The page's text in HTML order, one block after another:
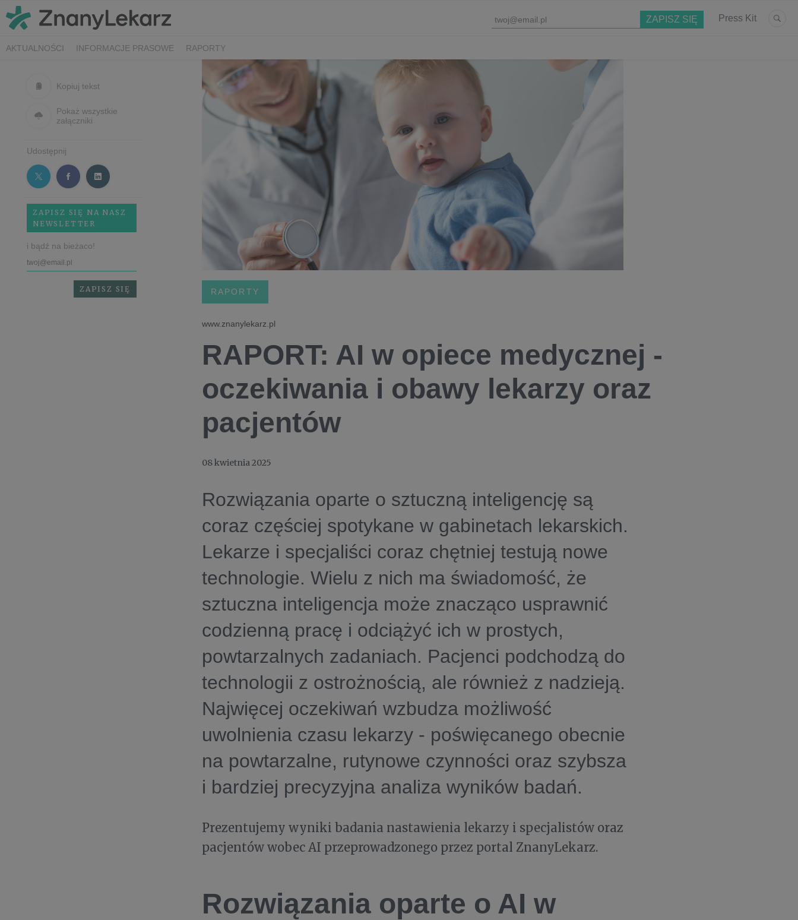
Press Kit
AKTUALNOŚCI INFORMACJE PRASOWE RAPORTY
Kopiuj tekst
Pokaż wszystkie
załączniki
Udostępnij
ZAPISZ SIĘ NA NASZ
NEWSLETTER
i bądź na bieżaco!
RAPORTY
www.znanylekarz.pl
RAPORT: AI w opiece medycznej -
oczekiwania i obawy lekarzy oraz
pacjentów
08 kwietnia 2025
Rozwiązania oparte o sztuczną inteligencję są
coraz częściej spotykane w gabinetach lekarskich.
Lekarze i specjaliści coraz chętniej testują nowe
technologie. Wielu z nich ma świadomość, że
sztuczna inteligencja może znacząco usprawnić
codzienną pracę i odciążyć ich w prostych,
powtarzalnych zadaniach. Pacjenci podchodzą do
technologii z ostrożnością, ale również z nadzieją.
Najwięcej oczekiwań wzbudza możliwość
uwolnienia czasu lekarzy - poświęcanego obecnie
na powtarzalne, rutynowe czynności oraz szybsza
i bardziej precyzyjna analiza wyników badań.
Prezentujemy wyniki badania nastawienia lekarzy i specjalistów oraz
pacjentów wobec AI przeprowadzonego przez portal ZnanyLekarz.
Rozwiązania oparte o AI w